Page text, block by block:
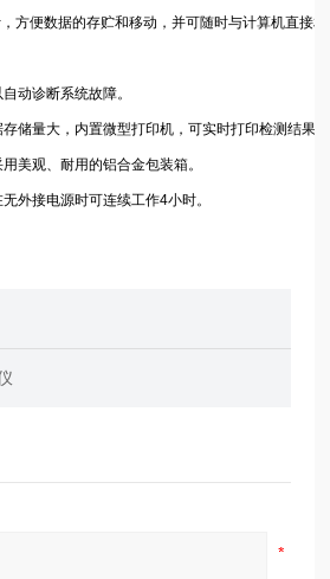
方便数据的存贮和移动，并可随时与计算机直接
动诊断系统故障。
储量大，内置微型打印机，可实时打印检测结果。
美观、耐用的铝合金包装箱。
外接电源时可连续工作4小时。